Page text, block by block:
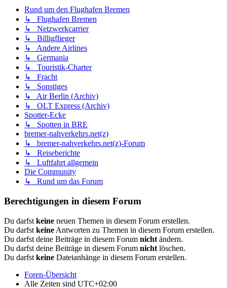
Rund um den Flughafen Bremen
↳ Flughafen Bremen
↳ Netzwerkcarrier
↳ Billigflieger
↳ Andere Airlines
↳ Germania
↳ Touristik-Charter
↳ Fracht
↳ Sonstiges
↳ Air Berlin (Archiv)
↳ OLT Express (Archiv)
Spotter-Ecke
↳ Spotten in BRE
bremer-nahverkehrs.net(z)
↳ bremer-nahverkehrs.net(z)-Forum
↳ Reiseberichte
↳ Luftfahrt allgemein
Die Community
↳ Rund um das Forum
Berechtigungen in diesem Forum
Du darfst keine neuen Themen in diesem Forum erstellen.
Du darfst keine Antworten zu Themen in diesem Forum erstellen.
Du darfst deine Beiträge in diesem Forum nicht ändern.
Du darfst deine Beiträge in diesem Forum nicht löschen.
Du darfst keine Dateianhänge in diesem Forum erstellen.
Foren-Übersicht
Alle Zeiten sind UTC+02:00